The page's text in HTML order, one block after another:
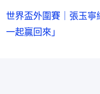
世界盃外圍賽｜張玉
一起贏回來」